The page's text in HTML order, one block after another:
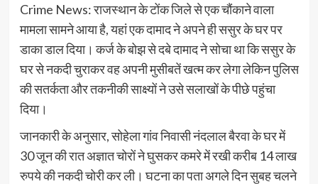
Crime News: राजस्थान के टोंक जिले से एक चौंकाने वाला
मामला सामने आया है, यहां एक दामाद ने अपने ही ससुर के घर पर
डाका डाल दिया। कर्ज के बोझ से दबे दामाद ने सोचा था कि ससुर के
घर से नकदी चुराकर वह अपनी मुसीबतें खत्म कर लेगा लेकिन पुलिस
की सतर्कता और तकनीकी साक्ष्यों ने उसे सलाखों के पीछे पहुंचा
दिया।
जानकारी के अनुसार, सोहेला गांव निवासी नंदलाल बैरवा के घर में
30 जून की रात अज्ञात चोरों ने घुसकर कमरे में रखी करीब 14 लाख
रुपये की नकदी चोरी कर ली। घटना का पता अगले दिन सुबह चलने